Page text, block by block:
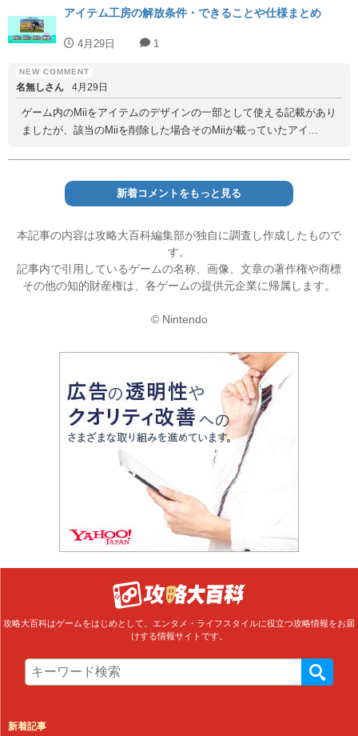
アイテム工房の解放条件・できることや仕様まとめ
4月29日 1
名無しさん 4月29日
ゲーム内のMiiをアイテムのデザインの一部として使える記載があり
ましたが、該当のMiiを削除した場合そのMiiが載っていたアイ...
新着コメントをもっと見る
本記事の内容は攻略大百科編集部が独自に調査し作成したもので
す。
記事内で引用しているゲームの名称、画像、文章の著作権や商標
その他の知的財産権は、各ゲームの提供元企業に帰属します。
© Nintendo
攻略大百科はゲームをはじめとして、エンタメ・ライフスタイルに役立つ攻略情報をお届
けする情報サイトです。
新着記事